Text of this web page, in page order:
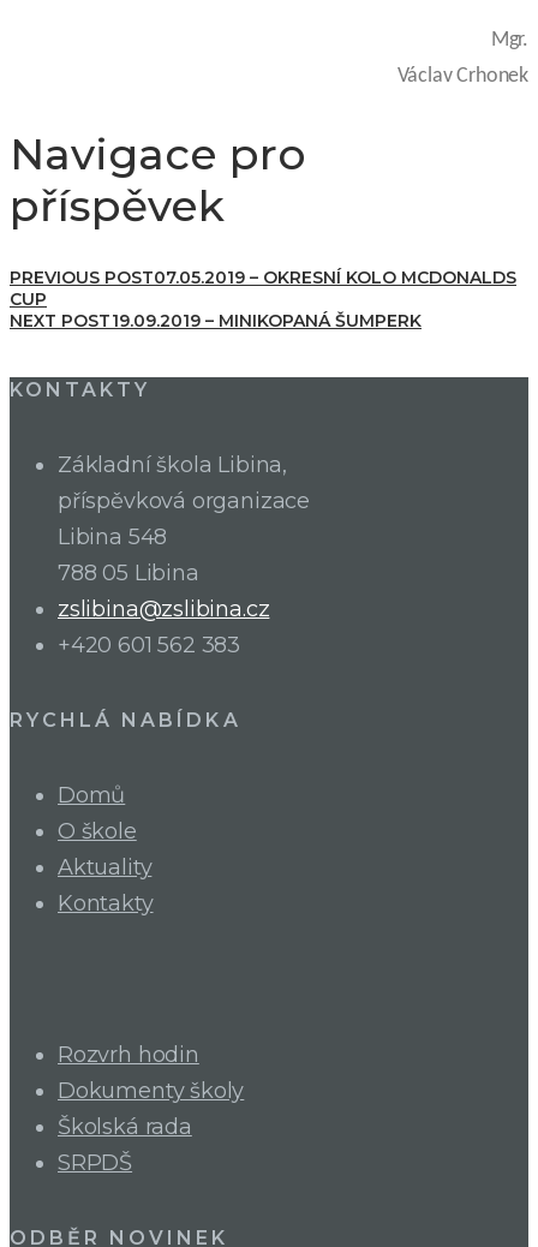
Mgr.
Václav Crhonek
Navigace pro
příspěvek
PREVIOUS POST07.05.2019 – OKRESNÍ KOLO MCDONALDS
CUP
NEXT POST19.09.2019 – MINIKOPANÁ ŠUMPERK
KONTAKTY
Základní škola Libina,
příspěvková organizace
Libina 548
788 05 Libina
zslibina@zslibina.cz
+420 601 562 383
RYCHLÁ NABÍDKA
Domů
O škole
Aktuality
Kontakty
Rozvrh hodin
Dokumenty školy
Školská rada
SRPDŠ
ODBĚR NOVINEK